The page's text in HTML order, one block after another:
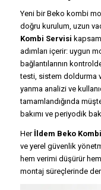
Yeni bir Beko kombi
doğru kurulum, uzun
Kombi Servisi
adımları içerir: uygun
bağlantılarının
testi, sistem doldurma
yanma analizi ve
tamamlandığında
bakımı ve periyodik
Her İldem Beko
ve yerel güvenlik
hem verimi düşürür
montaj süreçlerinde